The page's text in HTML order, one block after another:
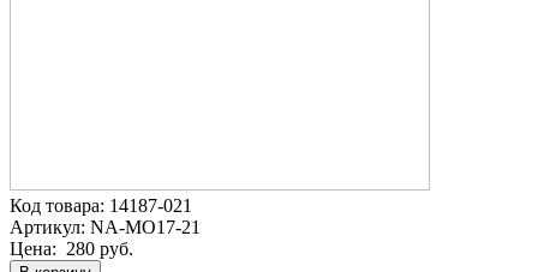
Код товара: 14187-021
Артикул: NA-MO17-21
Цена: 280 руб.